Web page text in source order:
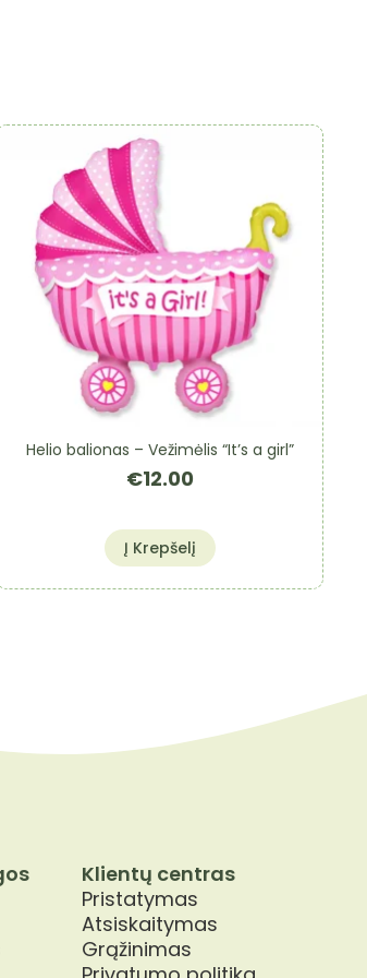
Helio balionas – Vežimėlis “It’s a girl”
€12.00
Į Krepšelį
Klientų centras
Pristatymas
Atsiskaitymas
Grąžinimas